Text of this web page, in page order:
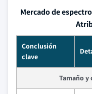
Mercado de
Conclusión
clave
Tamaño